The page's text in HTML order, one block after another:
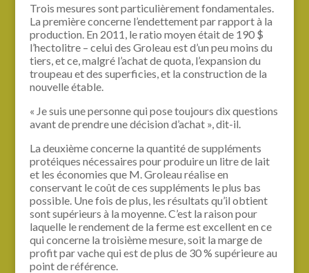
Trois mesures sont particulièrement fondamentales.
La première concerne l’endettement par rapport à la
production. En 2011, le ratio moyen était de 190 $
l’hectolitre – celui des Groleau est d’un peu moins du
tiers, et ce, malgré l’achat de quota, l’expansion du
troupeau et des superficies, et la construction de la
nouvelle étable.
« Je suis une personne qui pose toujours dix questions
avant de prendre une décision d’achat », dit-il.
La deuxième concerne la quantité de suppléments
protéiques nécessaires pour produire un litre de lait
et les économies que M. Groleau réalise en
conservant le coût de ces suppléments le plus bas
possible. Une fois de plus, les résultats qu’il obtient
sont supérieurs à la moyenne. C’est la raison pour
laquelle le rendement de la ferme est excellent en ce
qui concerne la troisième mesure, soit la marge de
profit par vache qui est de plus de 30 % supérieure au
point de référence.